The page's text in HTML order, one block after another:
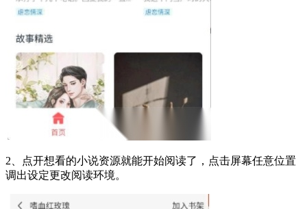
2、点开想看的小说资源就能开始阅读了，点击屏幕任意位置
调出设定更改阅读环境。